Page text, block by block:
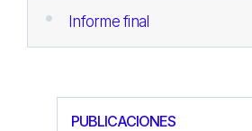
Informe final
PUBLICACIONES